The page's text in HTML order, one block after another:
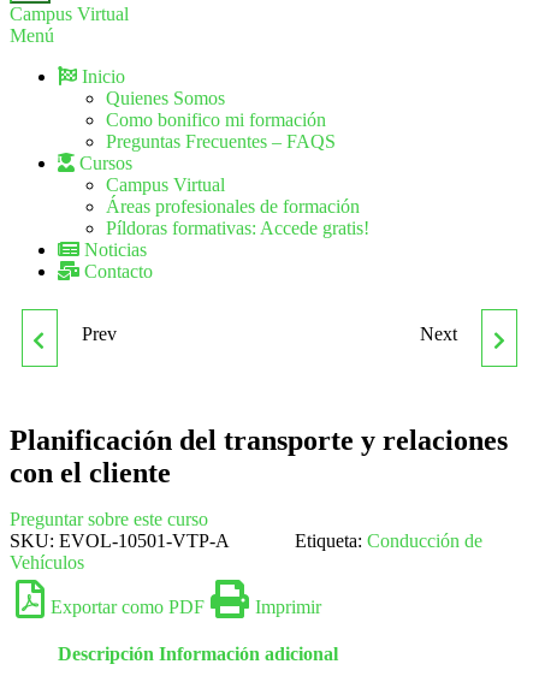
Campus Virtual
Menú
Inicio
Quienes Somos
Como bonifico mi formación
Preguntas Frecuentes – FAQS
Cursos
Campus Virtual
Áreas profesionales de formación
Píldoras formativas: Accede gratis!
Noticias
Contacto
PLANIFICACIÓN DEL
RELACIONES CON
CLIENTES
Prev Next
Planificación del transporte y relaciones
con el cliente
Preguntar sobre este curso
SKU: EVOL-10501-VTP-A Etiqueta: Conducción de
Vehículos
Exportar como PDF Imprimir
Descripción Información adicional